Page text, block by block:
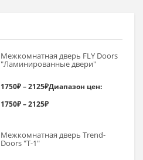
Межкомнатная дверь FLY Doors
"Ламинированные двери"
1750₽–2125₽Диапазон цен:
1750₽ – 2125₽
Межкомнатная дверь Trend-
Doоrs "Т-1"